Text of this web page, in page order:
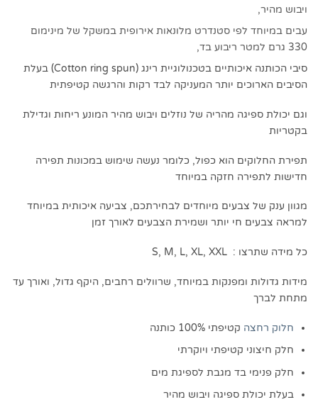
ויבוש מהיר,
עבים במיוחד לפי סטנדרט מלונאות אירופית במשקל של מינימום
330 גרם למטר ריבוע בד,
סיבי הכותנה איכותיים בטכנולוגיית רינג (Cotton ring spun) בעלת
הסיבים הארוכים יותר המעניקה לבד רקות והרגשה קטיפתית
וגם יכולת ספיגה מהריה של נוזלים ויבוש מהיר המונע ריחות וגדילת
בקטריות
תפירת החלוקים הוא כפול, כלומר נעשה שימוש במכונות תפירה
חדישות לתפירה חזקה במיוחד
מגוון ענק של צבעים מיוחדים לבחירתכם, צביעה איכותית במיוחד
למראה צבעים חי יותר ושמירת הצבעים לאורך זמן
כל מידה שתרצו : S, M, L, XL, XXL
מידות גדולות ומפנקות במיוחד, שרוולים רחבים, היקף גדול, ואורך עד
מתחת לברך
חלוק רחצה קטיפתי 100% כותנה
חלק חיצוני קטיפתי ויוקרתי
חלק פנימי בד מגבת לספיגת מים
בעלת יכולת ספיגה ויבוש מהיר